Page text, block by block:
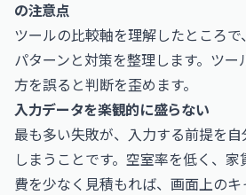
の注意点
ツールの比較軸を理解したところ
パターンと対策を整理します。ツ
方を誤ると判断を歪めます。
入力データを楽観的に盛らない
最も多い失敗が、入力する前提を
しまうことです。空室率を低く、
費を少なく見積もれば、画面上の